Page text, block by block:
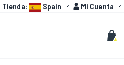
Language:
Tienda: Spain Cuenta
Mi Cuenta
Buscar
Mi